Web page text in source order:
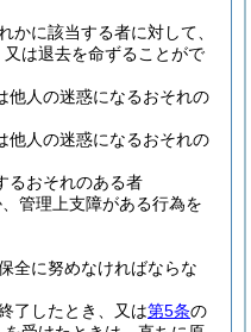
かに該当する者に対して、
は退去を命ずることがで
他人の迷惑になるおそれの
他人の迷惑になるおそれの
るおそれのある者
管理上支障がある行為を
全に努めなければならな
了したとき、又は第5条の